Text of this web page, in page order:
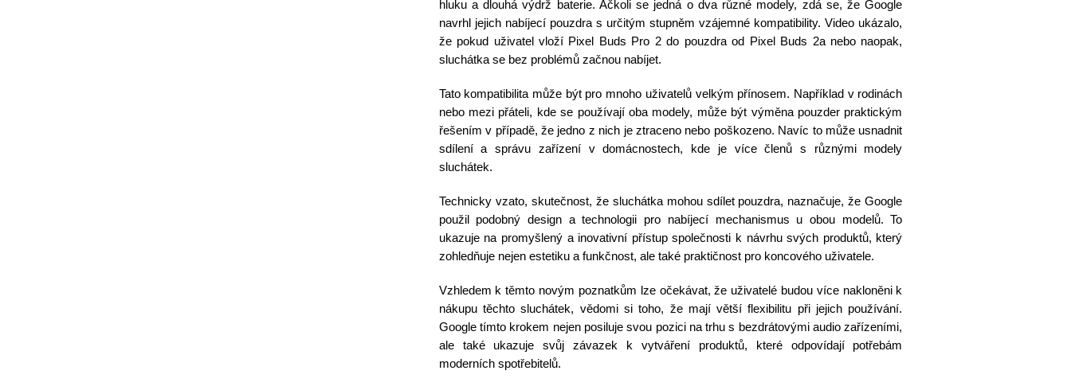
hluku a dlouhá výdrž baterie. Ačkoli se jedná o dva různé modely, zdá se, že Google
navrhl jejich nabíjecí pouzdra s určitým stupněm vzájemné kompatibility. Video ukázalo,
že pokud uživatel vloží Pixel Buds Pro 2 do pouzdra od Pixel Buds 2a nebo naopak,
sluchátka se bez problémů začnou nabíjet.
Tato kompatibilita může být pro mnoho uživatelů velkým přínosem. Například v rodinách
nebo mezi přáteli, kde se používají oba modely, může být výměna pouzder praktickým
řešením v případě, že jedno z nich je ztraceno nebo poškozeno. Navíc to může usnadnit
sdílení a správu zařízení v domácnostech, kde je více členů s různými modely
sluchátek.
Technicky vzato, skutečnost, že sluchátka mohou sdílet pouzdra, naznačuje, že Google
použil podobný design a technologii pro nabíjecí mechanismus u obou modelů. To
ukazuje na promyšlený a inovativní přístup společnosti k návrhu svých produktů, který
zohledňuje nejen estetiku a funkčnost, ale také praktičnost pro koncového uživatele.
Vzhledem k těmto novým poznatkům lze očekávat, že uživatelé budou více nakloněni k
nákupu těchto sluchátek, vědomi si toho, že mají větší flexibilitu při jejich používání.
Google tímto krokem nejen posiluje svou pozici na trhu s bezdrátovými audio zařízeními,
ale také ukazuje svůj závazek k vytváření produktů, které odpovídají potřebám
moderních spotřebitelů.